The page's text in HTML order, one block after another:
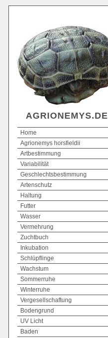
AGRIONEMYS.DE
Home
Agrionemys horsfieldii
Artbestimmung
Variabilität
Geschlechtsbestimmung
Artenschutz
Haltung
Futter
Wasser
Vermehrung
Zuchtbuch
Inkubation
Schlüpflinge
Wachstum
Sommerruhe
Winterruhe
Vergesellschaftung
Bodengrund
UV Licht
Baden